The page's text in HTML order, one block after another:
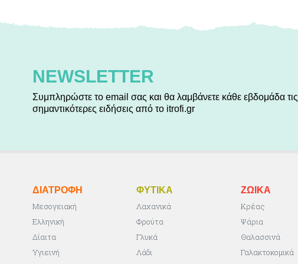
NEWSLETTER
Συμπληρώστε το email σας και θα λαμβάνετε κάθε εβδομάδα τις
σημαντικότερες ειδήσεις από το itrofi.gr
ΔΙΑΤΡΟΦΗ
Μεσογειακή
Ελληνική
Δίαιτα
Υγιεινή
ΦΥΤΙΚA
Λαχανικά
Φρούτα
Γλυκά
Λάδι
ΖΩΙΚA
Κρέας
Ψάρια
Θαλασσινά
Γαλακτοκομικά